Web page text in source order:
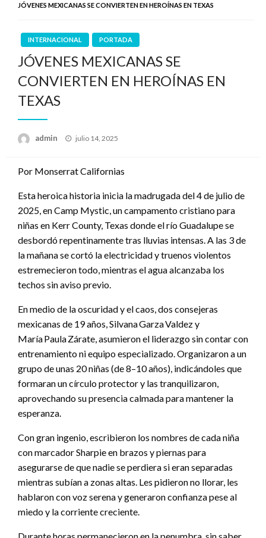
JÓVENES MEXICANAS SE CONVIERTEN EN HEROÍNAS EN TEXAS
INTERNACIONAL PORTADA
JÓVENES MEXICANAS SE
CONVIERTEN EN HEROÍNAS EN
TEXAS
admin
Publicado
julio 14, 2025
Por Monserrat Californias
Esta heroica historia inicia la madrugada del 4 de julio de
2025, en Camp Mystic, un campamento cristiano para
niñas en Kerr County, Texas donde el río Guadalupe se
desbordó repentinamente tras lluvias intensas. A las 3 de
la mañana se cortó la electricidad y truenos violentos
estremecieron todo, mientras el agua alcanzaba los
techos sin aviso previo.
En medio de la oscuridad y el caos, dos consejeras
mexicanas de 19 años, Silvana Garza Valdez y
María Paula Zárate, asumieron el liderazgo sin contar con
entrenamiento ni equipo especializado. Organizaron a un
grupo de unas 20 niñas (de 8–10 años), indicándoles que
formaran un círculo protector y las tranquilizaron,
aprovechando su presencia calmada para mantener la
esperanza.
Con gran ingenio, escribieron los nombres de cada niña
con marcador Sharpie en brazos y piernas para
asegurarse de que nadie se perdiera si eran separadas
mientras subían a zonas altas. Les pidieron no llorar, les
hablaron con voz serena y generaron confianza pese al
miedo y la corriente creciente.